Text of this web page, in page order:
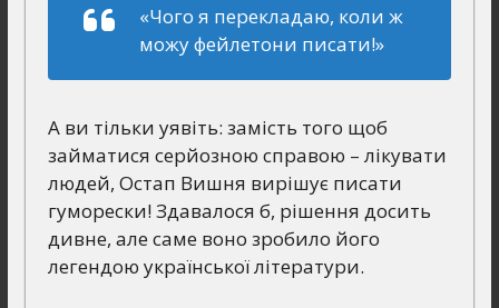
«Чого я перекладаю, коли ж
можу фейлетони писати!»
А ви тільки уявіть: замість того щоб
займатися серйозною справою – лікувати
людей, Остап Вишня вирішує писати
гуморески! Здавалося б, рішення досить
дивне, але саме воно зробило його
легендою української літератури.